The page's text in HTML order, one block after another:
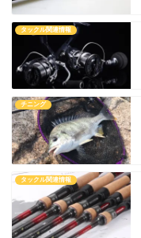
タックル関連情報
チニング
タックル関連情報